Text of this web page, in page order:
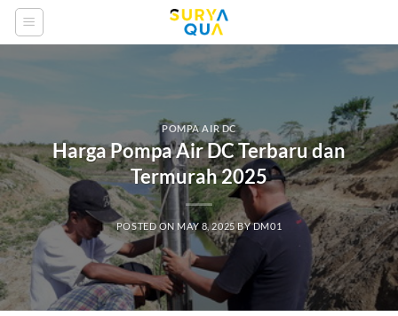
Skip
POMPA AIR DC
Harga Pompa Air DC Terbaru dan
Termurah 2025
POSTED ON MAY 8, 2025 BYDM01